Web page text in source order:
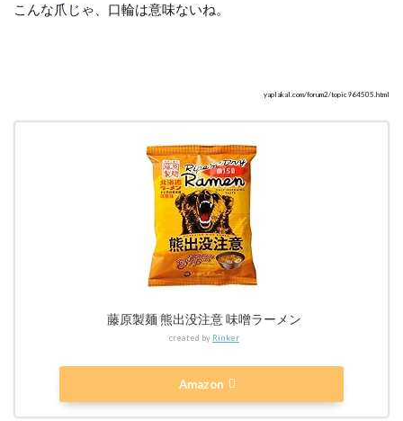
こんな爪じゃ、口輪は意味ないね。
yaplakal.com/forum2/topic964505.html
藤原製麺 熊出没注意 味噌ラーメン
created by Rinker
Amazon